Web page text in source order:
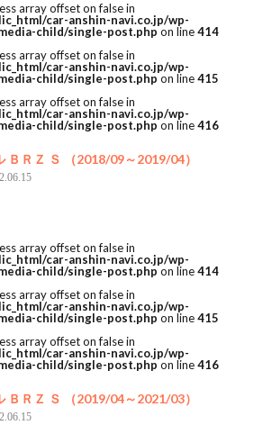
array offset on false in
car-anshin-navi.co.jp/wp-
child/single-post.php on line414
array offset on false in
car-anshin-navi.co.jp/wp-
child/single-post.php on line415
array offset on false in
car-anshin-navi.co.jp/wp-
child/single-post.php on line416
ＢＲＺ Ｓ （2018/09～2019/04）
array offset on false in
car-anshin-navi.co.jp/wp-
child/single-post.php on line414
array offset on false in
car-anshin-navi.co.jp/wp-
child/single-post.php on line415
array offset on false in
car-anshin-navi.co.jp/wp-
child/single-post.php on line416
ＢＲＺ Ｓ （2019/04～2021/03）